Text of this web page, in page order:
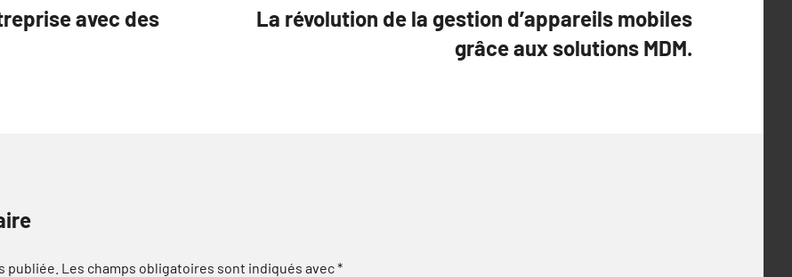
avec des
La révolution de la gestion d’appareils mobiles
grâce aux solutions MDM.
publiée. Les champs obligatoires sont indiqués avec*